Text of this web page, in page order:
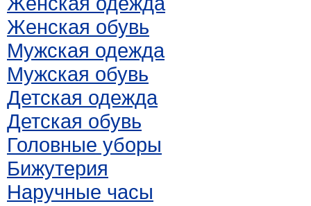
Женская обувь
Мужская одежда
Мужская обувь
Детская одежда
Детская обувь
Головные уборы
Бижутерия
Наручные часы